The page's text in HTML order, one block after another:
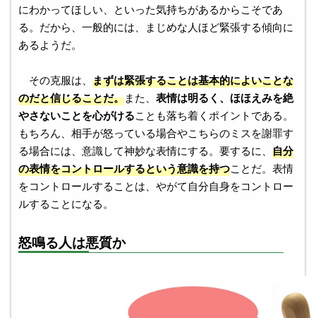
にわかってほしい、といった気持ちがあるからこそであ
る。だから、一般的には、まじめな人ほど緊張する傾向に
あるようだ。
その克服は、 まずは緊張することは基本的によいことな
のだと信じることだ。また、 表情は明るく、ほほえみを絶
やさないことを心がけることも落ち着くポイントである。
もちろん、相手が怒っている場合やこちらのミスを謝罪す
る場合には、意識して神妙な表情にする。要するに、 自分
の表情をコントロールするという意識を持つことだ。表情
をコントロールすることは、やがて自分自身をコントロー
ルすることになる。
怒鳴る人は悪質か